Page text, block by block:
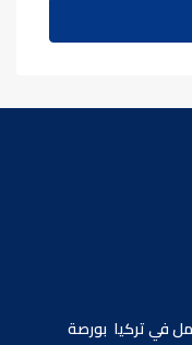
في تركيا بورصة